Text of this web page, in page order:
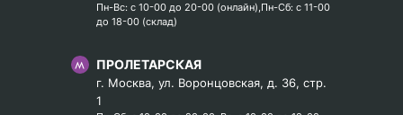
Пн-Вс: с 10-00 до 20-00 (онлайн),Пн-Сб: с 11-00
до 18-00 (склад)
ПРОЛЕТАРСКАЯ
г. Москва, ул. Воронцовская, д. 36, стр.
1